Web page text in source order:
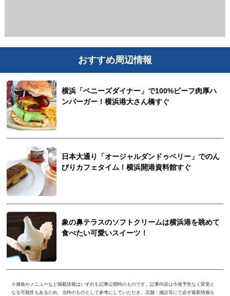
おすすめ周辺情報
横浜「ペニーズダイナー」で100%ビーフ肉厚ハ
ンバーガー！横浜港大さん橋すぐ
日本大通り「オージャルダンドゥペリー」でのん
びりカフェタイム！横浜開港資料館すぐ
象の鼻テラスのソフトクリームは横浜港を眺めて
食べたい可愛いスイーツ！
※価格やメニューなど掲載情報はいずれも記事公開時のものです。記事内容は今後予告なく変更と
なる可能性もあるため、当時のものとして参考にしていただき、店舗・施設等にて必ず最新情報を